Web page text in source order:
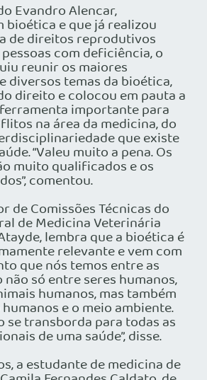
Evandro Alencar,
bioética e que já realizou
de direitos reprodutivos
com deficiência, o
reunir os maiores
diversos temas da bioética,
direito e colocou em pauta a
importante para
na área da medicina, do
que existe
“Valeu muito a pena. Os
muito qualificados e os
comentou.
de Comissões Técnicas do
de Medicina Veterinária
lembra que a bioética é
relevante e vem com
que nós temos entre as
não só entre seres humanos,
humanos, mas também
e o meio ambiente.
se transborda para todas as
de uma saúde”, disse.
a estudante de medicina de